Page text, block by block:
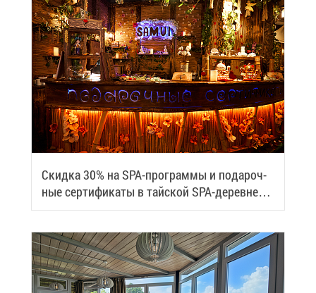
Скид­ка 30% на SPA-про­грам­мы и по­да­роч­
ные сер­ти­фи­ка­ты в тай­ской SPA-де­ревне
Samui